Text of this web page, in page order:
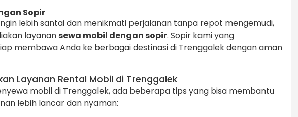
Sopir
lebih santai dan menikmati perjalanan tanpa repot mengemudi,
layanansewa mobil dengan sopir. Sopir kami yang
membawa Anda ke berbagai destinasi di Trenggalek dengan aman
Layanan Rental Mobil di Trenggalek
mobil di Trenggalek, ada beberapa tips yang bisa membantu
lebih lancar dan nyaman: